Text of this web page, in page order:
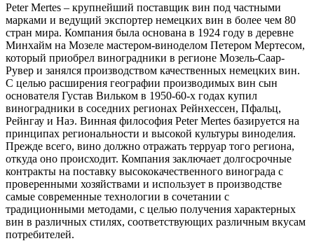
Peter Mertes – крупнейший поставщик вин под частными
марками и ведущий экспортер немецких вин в более чем 80
стран мира. Компания была основана в 1924 году в деревне
Минхайм на Мозеле мастером-виноделом Петером Мертесом,
который приобрел виноградники в регионе Мозель-Саар-
Рувер и занялся производством качественных немецких вин.
С целью расширения географии производимых вин сын
основателя Густав Вильком в 1950-60-х годах купил
виноградники в соседних регионах Рейнхессен, Пфальц,
Рейнгау и Наэ. Винная философия Peter Mertes базируется на
принципах региональности и высокой культуры виноделия.
Прежде всего, вино должно отражать терруар того региона,
откуда оно происходит. Компания заключает долгосрочные
контракты на поставку высококачественного винограда с
проверенными хозяйствами и использует в производстве
самые современные технологии в сочетании с
традиционными методами, с целью получения характерных
вин в различных стилях, соответствующих различным вкусам
потребителей.